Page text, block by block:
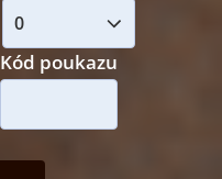
Kód poukazu